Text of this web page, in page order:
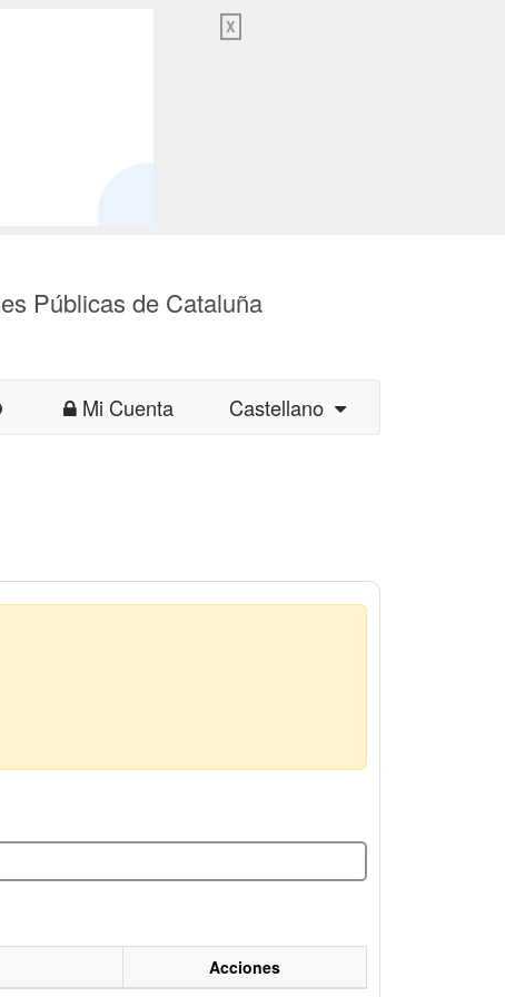
X
Públicas de Cataluña
Mi Cuenta Castellano
Acciones